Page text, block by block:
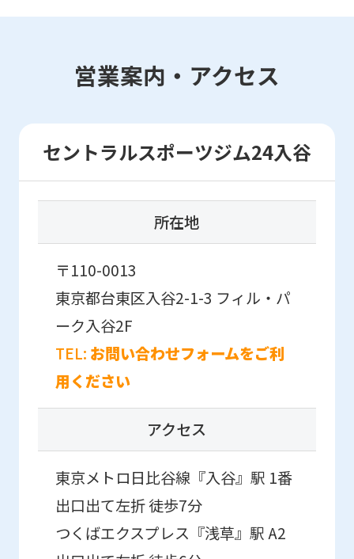
営業案内・アクセス
セントラルスポーツジム24入谷
所在地
〒110-0013
東京都台東区入谷2-1-3 フィル・パ
ーク入谷2F
TEL: お問い合わせフォームをご利
用ください
アクセス
東京メトロ日比谷線『入谷』駅 1番
出口出て左折 徒歩7分
つくばエクスプレス『浅草』駅 A2
is
translated
into
English.
Click
the
(start
translation)
return
to
the
top
page.
However,